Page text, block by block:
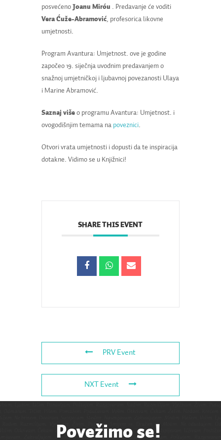
posvećeno Joanu Miróu . Predavanje će voditi
Vera Ćuže-Abramović, profesorica likovne
umjetnosti.
Program Avantura: Umjetnost. ove je godine
započeo 19. siječnja uvodnim predavanjem o
snažnoj umjetničkoj i ljubavnoj povezanosti Ulaya
i Marine Abramović.
Saznaj višeo programu Avantura: Umjetnost. i
ovogodišnjim temama na poveznici.
Otvori vrata umjetnosti i dopusti da te inspiracija
dotakne. Vidimo se u Knjižnici!
SHARE THIS EVENT
PRV Event
NXT Event
Povežimo se!